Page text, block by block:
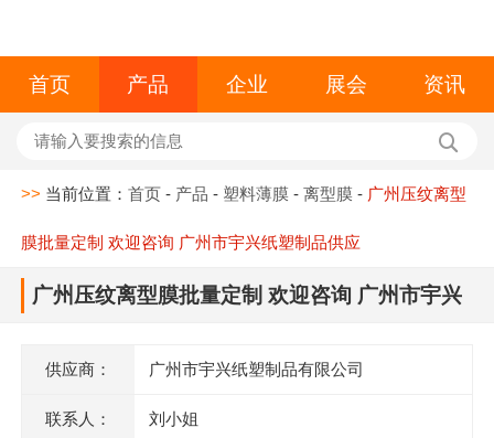
首页 产品 企业 展会 资讯
>> 当前位置：首页 - 产品 - 塑料薄膜 -离型膜 - 广州压纹离型
膜批量定制 欢迎咨询 广州市宇兴纸塑制品供应
广州压纹离型膜批量定制 欢迎咨询 广州市宇兴
供应商： 广州市宇兴纸塑制品有限公司
联系人： 刘小姐